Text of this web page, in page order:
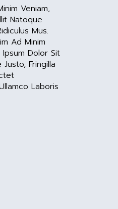
Veniam,
Natoque
Mus.
Ad Minim
Dolor Sit
Fringilla
Laboris